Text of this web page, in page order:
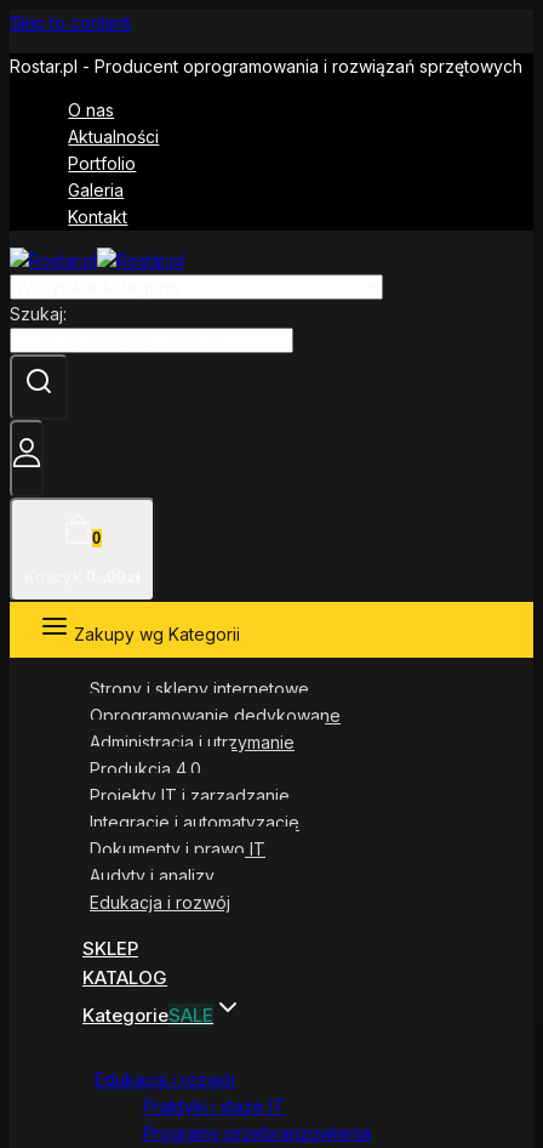
Skip to content
Rostar.pl - Producent oprogramowania i rozwiązań sprzętowych
O nas
Aktualności
Portfolio
Galeria
Kontakt
Szukaj:
0
Zakupy wg Kategorii
Strony i sklepy internetowe
Oprogramowanie dedykowane
Administracja i utrzymanie
Produkcja 4.0
Projekty IT i zarządzanie
Integracje i automatyzacje
Dokumenty i prawo IT
Audyty i analizy
Edukacja i rozwój
SKLEP
KATALOG
KategorieSALE
Edukacja i rozwój
Praktyki i staże IT
Programy przebranżowienia